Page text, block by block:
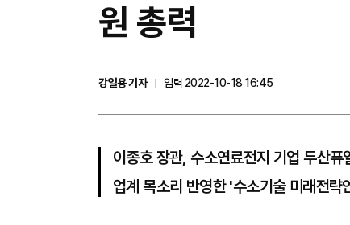
원 총력
강일용 기자
입력 2022-10-18 16:45
이종호 장관, 수소연료전지 기업 두산퓨
업계 목소리 반영한 '수소기술 미래전